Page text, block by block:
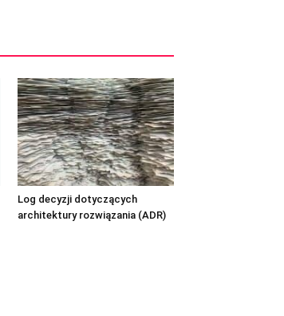
Log decyzji dotyczących
architektury rozwiązania (ADR)